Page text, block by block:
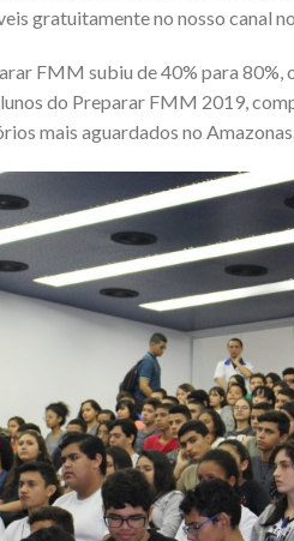
gratuitamente no nosso canal
FMM subiu de 40% para 80%,
do Preparar FMM 2019,
mais aguardados no